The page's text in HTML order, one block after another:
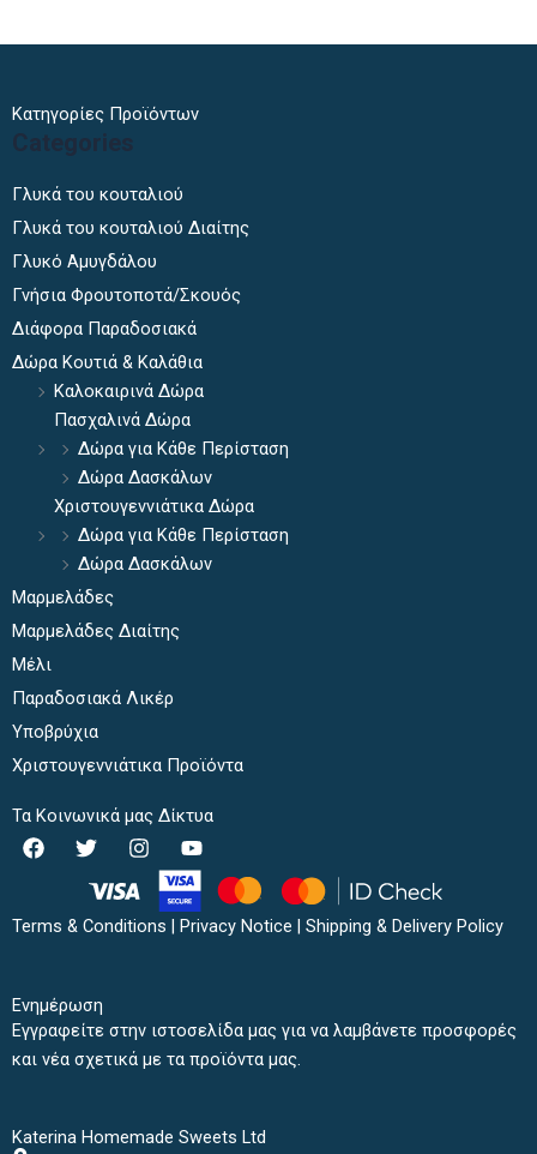
Κατηγορίες Προϊόντων
Categories
Γλυκά του κουταλιού
Γλυκά του κουταλιού Διαίτης
Γλυκό Αμυγδάλου
Γνήσια Φρουτοποτά/Σκουός
Διάφορα Παραδοσιακά
Δώρα Κουτιά & Καλάθια
Καλοκαιρινά Δώρα
Πασχαλινά Δώρα
Δώρα για Κάθε Περίσταση
Δώρα Δασκάλων
Χριστουγεννιάτικα Δώρα
Δώρα για Κάθε Περίσταση
Δώρα Δασκάλων
Μαρμελάδες
Μαρμελάδες Διαίτης
Μέλι
Παραδοσιακά Λικέρ
Υποβρύχια
Χριστουγεννιάτικα Προϊόντα
Τα Κοινωνικά μας Δίκτυα
F
a
b
T
w
i
t
I
n
t
a
Y
o
u
t
u
Terms & Conditions | Privacy Notice | Shipping & Delivery Policy
Ενημέρωση
Εγγραφείτε στην ιστοσελίδα μας για να λαμβάνετε προσφορές
και νέα σχετικά με τα προϊόντα μας.
Katerina Homemade Sweets Ltd